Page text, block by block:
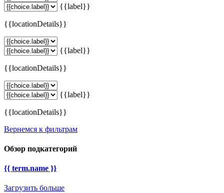
{{label}}
{{locationDetails}}
{{label}}
{{locationDetails}}
{{label}}
{{locationDetails}}
Вернемся к фильтрам
Обзор подкатегорий
{{ term.name }}
Загрузить больше